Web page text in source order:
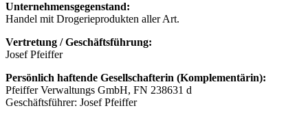
Unternehmensgegenstand:
Handel mit Drogerieprodukten aller Art.
Vertretung / Geschäftsführung:
Josef Pfeiffer
Persönlich haftende Gesellschafterin (Komplementärin):
Pfeiffer Verwaltungs GmbH, FN 238631 d
Geschäftsführer: Josef Pfeiffer